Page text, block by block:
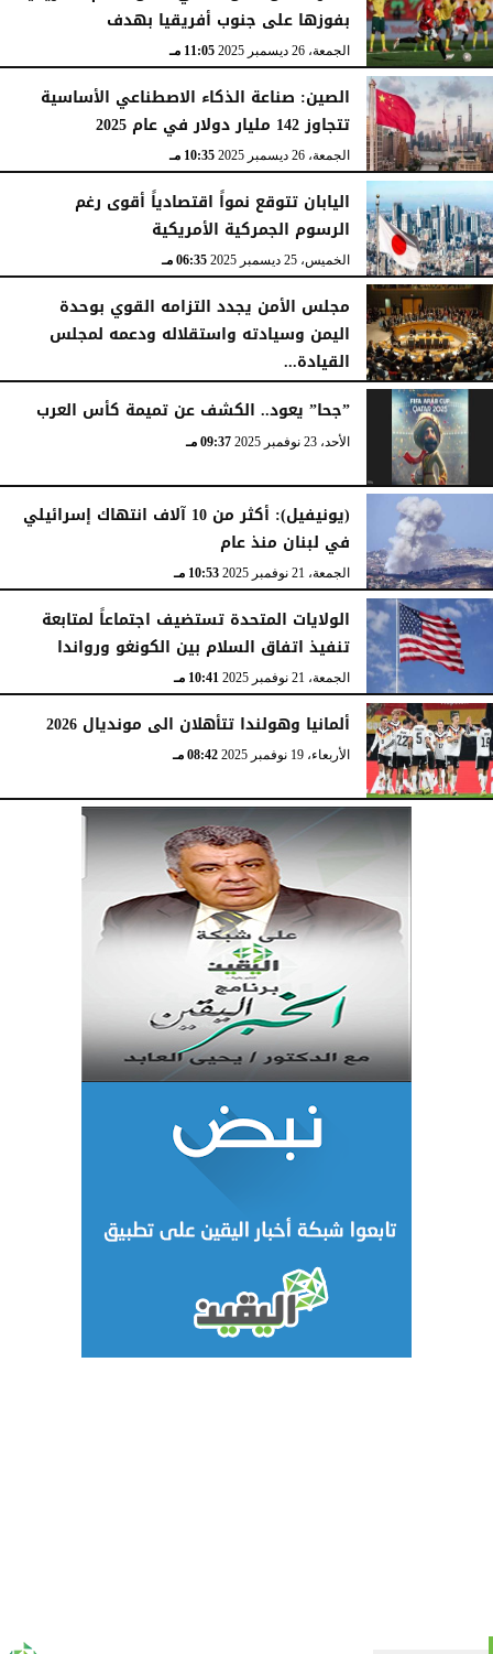
بفوزها على جنوب أفريقيا بهدف
الجمعة، 26 ديسمبر 2025 11:05 مـ
الصين: صناعة الذكاء الاصطناعي الأساسية
تتجاوز 142 مليار دولار في عام 2025
الجمعة، 26 ديسمبر 2025 10:35 مـ
اليابان تتوقع نمواً اقتصادياً أقوى رغم
الرسوم الجمركية الأمريكية
الخميس، 25 ديسمبر 2025 06:35 مـ
مجلس الأمن يجدد التزامه القوي بوحدة
اليمن وسيادته واستقلاله ودعمه لمجلس
القيادة...
الأربعاء، 24 ديسمبر 2025
”جحا” يعود.. الكشف عن تميمة كأس العرب
الأحد، 23 نوفمبر 2025 09:37 مـ
(يونيفيل): أكثر من 10 آلاف انتهاك إسرائيلي
في لبنان منذ عام
الجمعة، 21 نوفمبر 2025 10:53 مـ
الولايات المتحدة تستضيف اجتماعاً لمتابعة
تنفيذ اتفاق السلام بين الكونغو ورواندا
الجمعة، 21 نوفمبر 2025 10:41 مـ
ألمانيا وهولندا تتأهلان الى مونديال 2026
الأربعاء، 19 نوفمبر 2025 08:42 مـ